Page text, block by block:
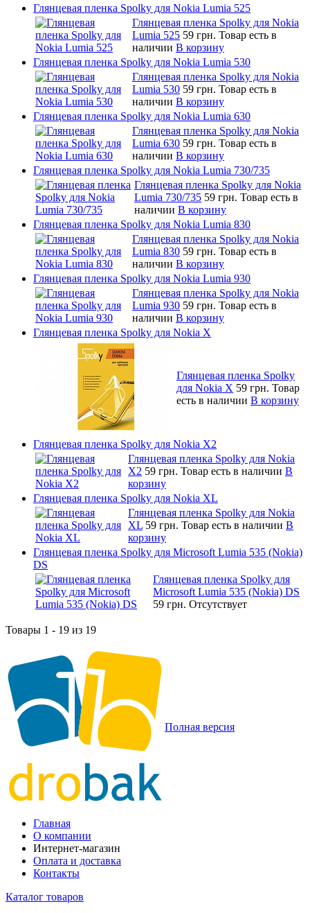
Глянцевая пленка Spolky для Nokia Lumia 525
Глянцевая пленка Spolky для Nokia
Lumia 525 59 грн. Товар есть в
наличии В корзину
Глянцевая пленка Spolky для Nokia Lumia 530
Глянцевая пленка Spolky для Nokia
Lumia 530 59 грн. Товар есть в
наличии В корзину
Глянцевая пленка Spolky для Nokia Lumia 630
Глянцевая пленка Spolky для Nokia
Lumia 630 59 грн. Товар есть в
наличии В корзину
Глянцевая пленка Spolky для Nokia Lumia 730/735
Глянцевая пленка Spolky для Nokia
Lumia 730/735 59 грн. Товар есть в
наличии В корзину
Глянцевая пленка Spolky для Nokia Lumia 830
Глянцевая пленка Spolky для Nokia
Lumia 830 59 грн. Товар есть в
наличии В корзину
Глянцевая пленка Spolky для Nokia Lumia 930
Глянцевая пленка Spolky для Nokia
Lumia 930 59 грн. Товар есть в
наличии В корзину
Глянцевая пленка Spolky для Nokia X
Глянцевая пленка Spolky
для Nokia X 59 грн. Товар
есть в наличии В корзину
Глянцевая пленка Spolky для Nokia X2
Глянцевая пленка Spolky для Nokia
X2 59 грн. Товар есть в наличии В
корзину
Глянцевая пленка Spolky для Nokia XL
Глянцевая пленка Spolky для Nokia
XL 59 грн. Товар есть в наличии В
корзину
Глянцевая пленка Spolky для Microsoft Lumia 535 (Nokia)
DS
Глянцевая пленка Spolky для
Microsoft Lumia 535 (Nokia) DS
59 грн. Отсутствует
Товары 1 - 19 из 19
Полная версия
Главная
О компании
Интернет-магазин
Оплата и доставка
Контакты
Каталог товаров